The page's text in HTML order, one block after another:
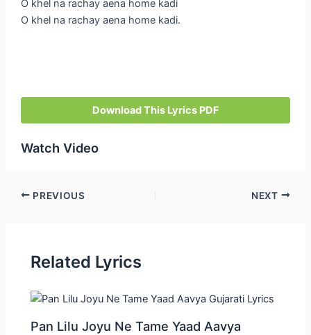
O khel na rachay aena home kadi
O khel na rachay aena home kadi.
Download This Lyrics PDF
Watch Video
Post
PREVIOUS NEXT
Related Lyrics
Pan Lilu Joyu Ne Tame Yaad Aavya